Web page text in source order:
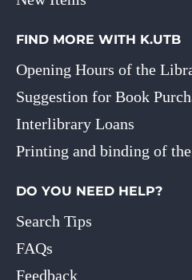
FIND MORE WITH K.UTB
Opening Hours of the
Suggestion for Book
Interlibrary Loans
Printing and binding of the
DO YOU NEED HELP?
Search Tips
FAQs
Feedback